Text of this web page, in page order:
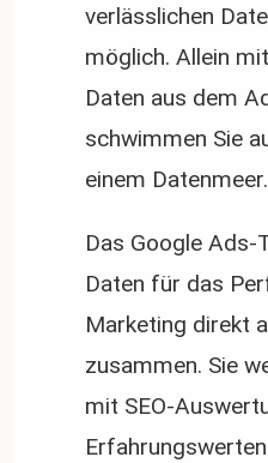
verlässlichen
möglich. Allein
Daten aus dem
schwimmen Sie
einem Datenmeer.
Das Google
Daten für das
Marketing direkt
zusammen. Sie
mit SEO-